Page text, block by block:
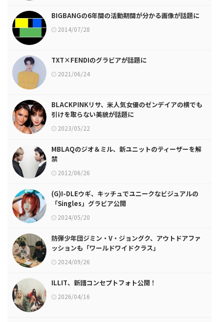
BIGBANGの6年間の活動期間が分かる画像が話題に
2014/07/28
TXT×FENDIのグラビアが話題に
2021/06/24
BLACKPINKリサ、米人気女優のゼンデイアの横でも
引けを取らない美貌が話題に
2023/05/22
MBLAQのジオ＆ミル、新ユニットのティーザーを解
禁
2012/06/26
(G)I-DLEウギ、キッチュでユニークなビジュアルの
「Singles」グラビア公開
2024/05/20
防弾少年団ジミン・V・ジョングク、アウトドアファ
ッションも「ワールドワイドクラス」
2024/09/26
ILLIT、新譜コンセプトフォト公開！
2026/04/16